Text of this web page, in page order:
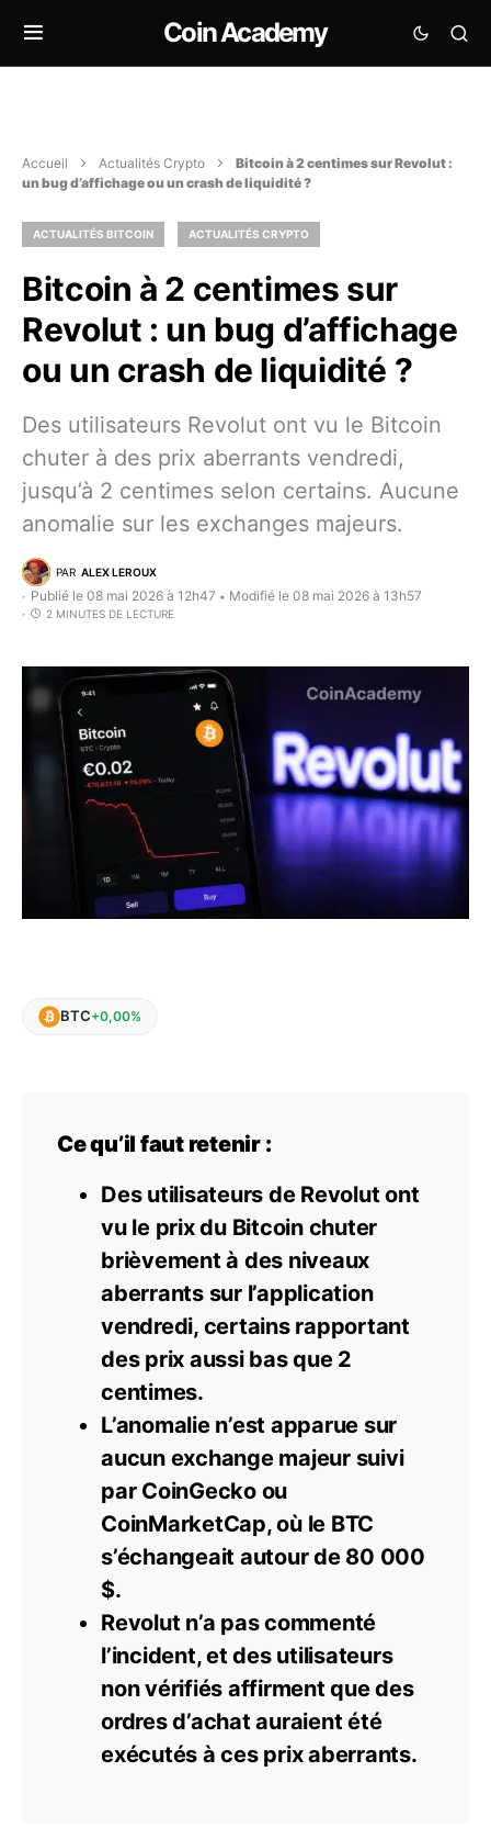
Coin Academy
Accueil Actualités Crypto
Bitcoin à 2 centimes sur Revolut :
un bug d’affichage ou un crash de liquidité ?
ACTUALITÉS BITCOIN ACTUALITÉS CRYPTO
Bitcoin à 2 centimes sur
Revolut : un bug d’affichage
ou un crash de liquidité ?
Des utilisateurs Revolut ont vu le Bitcoin
chuter à des prix aberrants vendredi,
jusqu’à 2 centimes selon certains. Aucune
anomalie sur les exchanges majeurs.
PAR ALEX LEROUX
Publié le 08 mai 2026 à 12h47 • Modifié le 08 mai 2026 à 13h57
2 MINUTES DE LECTURE
BTC+0,00%
Ce qu’il faut retenir :
Des utilisateurs de Revolut ont
vu le prix du Bitcoin chuter
brièvement à des niveaux
aberrants sur l’application
vendredi, certains rapportant
des prix aussi bas que 2
centimes.
L’anomalie n’est apparue sur
aucun exchange majeur suivi
par CoinGecko ou
CoinMarketCap, où le BTC
s’échangeait autour de 80 000
$.
Revolut n’a pas commenté
l’incident, et des utilisateurs
non vérifiés affirment que des
ordresd’achat auraient été
exécutés à ces prix aberrants.